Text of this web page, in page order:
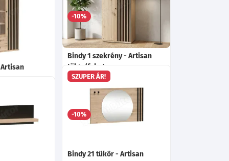
-10% 85 775
269 915
Bindy 1 szekrény - Artisan
tölgy/fekete
Választható fekete fém lábak!
-10% 137 435
fém lábak!
085Ft
SZUPER ÁR!
Bindy 21 tükör - Artisan